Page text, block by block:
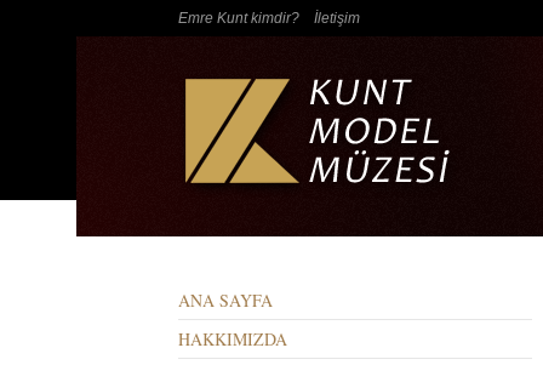
Emre Kunt kimdir? İletişim
ANA SAYFA
HAKKIMIZDA